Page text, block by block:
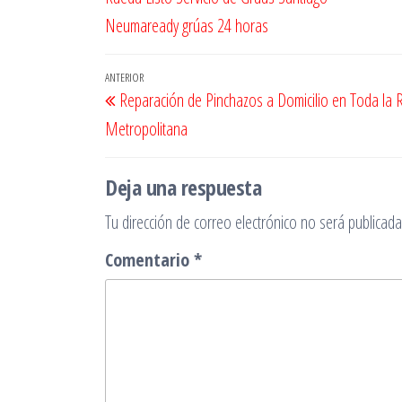
Neumaready grúas 24 horas
Navegación
de
entradas
Entrada
anterior
ANTERIOR
Reparación de Pinchazos a Domicilio en Toda la
Metropolitana
Deja una respuesta
Tu dirección de correo electrónico no será
Comentario*